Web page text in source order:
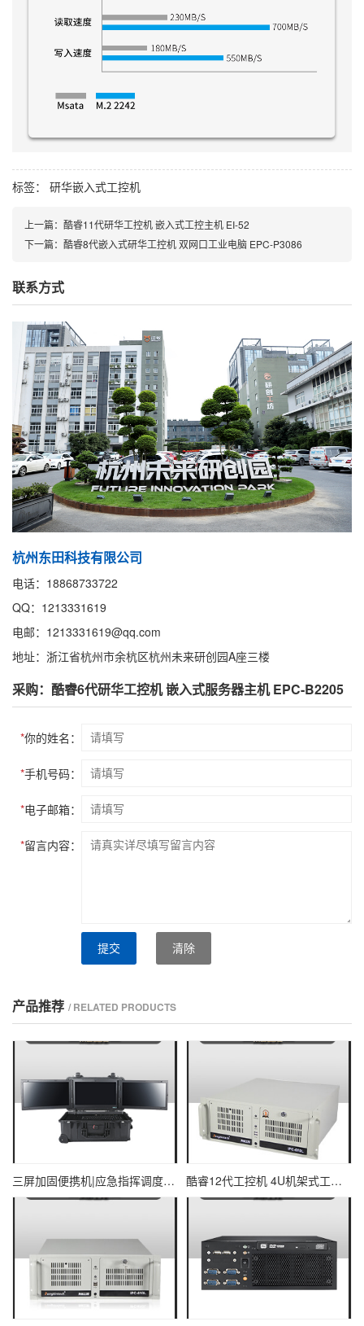
标签： 研华嵌入式工控机
上一篇： 酷睿11代研华工控机 嵌入式工控主机 EI-52
下一篇： 酷睿8代嵌入式研华工控机 双网口工业电脑 EPC-P3086
联系方式
杭州东田科技有限公司
电话：18868733722
QQ：1213331619
电邮：1213331619@qq.com
地址：浙江省杭州市余杭区杭州未来研创园A座三楼
采购：酷睿6代研华工控机 嵌入式服务器主机 EPC-B2205
*你的姓名：
*手机号码：
*电子邮箱：
*留言内容：
提交 清除
产品推荐 / RELATED PRODUCTS
三屏加固便携机|应急指挥调度台移动终端|DTG-U1713-XH310 酷睿12代工控机 4U机架式工业控制器 DT-610L-IZ690MA